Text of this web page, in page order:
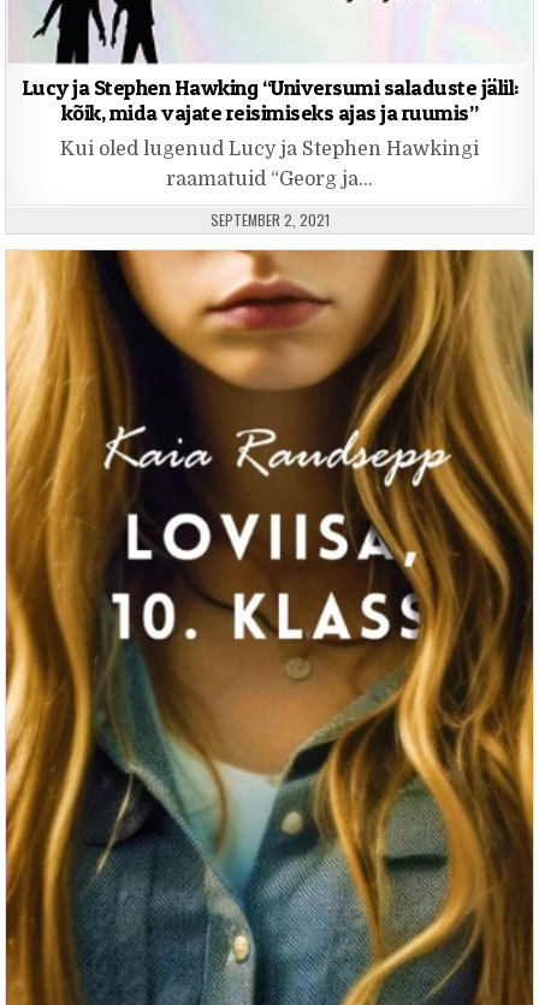
Lucy ja Stephen Hawking “Universumi saladuste jälil:
kõik, mida vajate reisimiseks ajas ja ruumis”
Kui oled lugenud Lucy ja Stephen Hawkingi
raamatuid “Georg ja…
PUBLISHED DATE:
SEPTEMBER 2, 2021